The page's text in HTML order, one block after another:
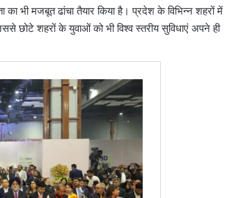
भी मजबूत ढांचा तैयार किया है। प्रदेश के विभिन्न शहरों में
छोटे शहरों के युवाओं को भी विश्व स्तरीय सुविधाएं अपने ही